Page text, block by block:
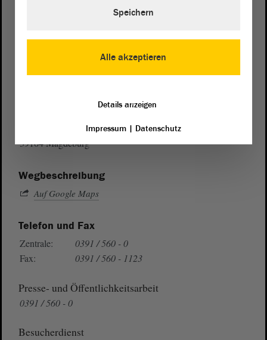
39104 Magdeburg
Wegbeschreibung
Auf Google Maps
Telefon und Fax
Zentrale:
0391 / 560 - 0
Fax:
0391 / 560 - 1123
Presse- und Öffentlichkeitsarbeit
0391 / 560 - 0
Besucherdienst
Alle akzeptieren
Speichern
Details anzeigen
Impressum| Datenschutz